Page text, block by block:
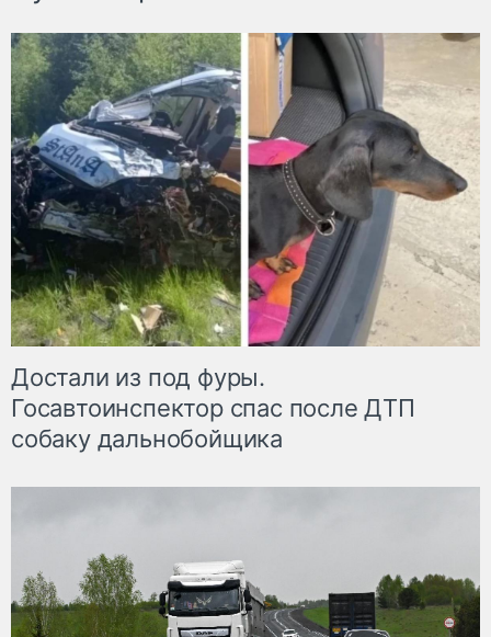
Достали из под фуры.
Госавтоинспектор спас после ДТП
собаку дальнобойщика